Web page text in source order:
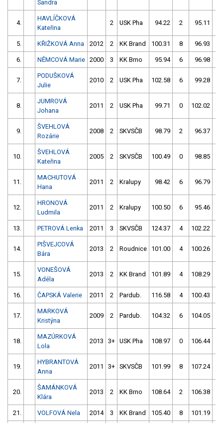
Sandra
4.
HAVLÍČKOVÁ
Kateřina
2 USK Pha 94.22 2 95.11
5. KŘIŽKOVÁ Anna 2012 2 KK Brand 100.31 8 96.93
6. NĚMCOVÁ Marie 2000 3 KK Brno 95.94 6 96.98
7.
PODUŠKOVÁ
Julie
2010 2 USK Pha 102.58 6 99.28
8.
JUMROVÁ
Johana
2011 2 USK Pha 99.71 0 102.02
9.
ŠVEHLOVÁ
Rozárie
2008 2 SKVSČB 98.79 2 96.37
10.
ŠVEHLOVÁ
Kateřina
2005 2 SKVSČB 100.49 0 98.85
11.
MACHUTOVÁ
Hana
2011 2 Kralupy 98.42 6 96.79
12.
HRONOVÁ
Ludmila
2011 2 Kralupy 100.50 6 95.46
13. PETROVÁ Lenka 2011 3 SKVSČB 124.37 4 102.22
14.
PIŠVEJCOVÁ
Bára
2013 2 Roudnice 101.00 4 100.26
15.
VONEŠOVÁ
Adéla
2013 2 KK Brand 101.89 4 108.29
16. ČAPSKÁ Valerie 2011 2 Pardub. 116.58 4 100.43
17.
MARKOVÁ
Kristýna
2009 2 Pardub. 104.32 6 104.05
18.
MAZÚRKOVÁ
Lola
2013 3+ USK Pha 108.97 0 106.44
19.
HYBRANTOVÁ
Anna
2011 3+ SKVSČB 101.99 8 107.24
20.
ŠAMÁNKOVÁ
Klára
2013 2 KK Brno 108.64 2 106.38
21. VOLFOVÁ Nela 2014 3 KK Brand 105.40 8 101.19